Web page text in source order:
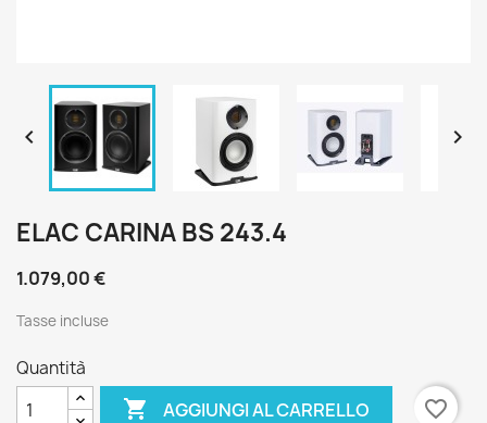
 
ELAC CARINA BS 243.4
1.079,00 €
Tasse incluse
Quantità
 AGGIUNGI AL CARRELLO favorite_border